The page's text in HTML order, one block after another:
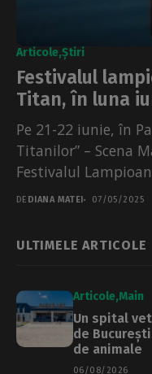
Articole Știri
Festivalul
Titan, în luna
Pe 21-22 iunie, în
Titanilor” – Scena
Festivalul
lampion...
DE DIANA MATEI 07/05/2025
ULTIMELE ARTICOLE
Articole Main
Un spital
de
de animale
06/08/2026